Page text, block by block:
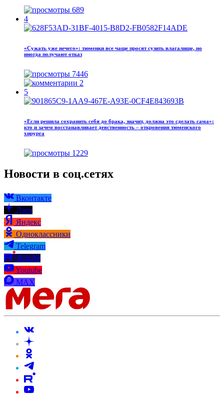
689
4
«Сужать уже нечего»: тюменки все чаще просят сузить влагалище, но
иногда получают отказ
7446
2
5
«Если решила сохранить себя до брака, значит, должна это сделать сама»:
кто и зачем восстанавливает девственность – откровения тюменского
хирурга
1229
Новости в соц.сетях
Вконтакте
Дзен
Яндекс
Одноклассники
Telegram
Rutube
Youtube
MAX